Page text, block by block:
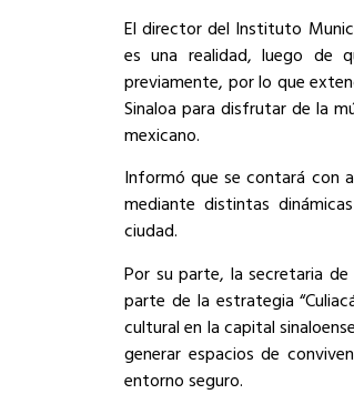
El director del Instituto
es una realidad, luego de
previamente, por lo que
Sinaloa para disfrutar de la
mexicano.
Informó que se contará con
mediante distintas
ciudad.
Por su parte, la secretaria
parte de la estrategia
cultural en la capital
generar espacios de
entorno seguro.